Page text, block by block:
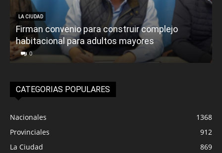
LA CIUDAD
Firman convenio para construir complejo
habitacional para adultos mayores
0
CATEGORIAS POPULARES
Nacionales
1368
Provinciales
912
La Ciudad
869